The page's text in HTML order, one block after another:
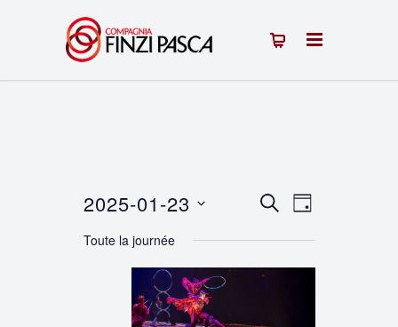
Recherche
et
navigation
RECHERCHE
Navigation
de
vues
JOUR
2025-01-23
une
Toute la journée